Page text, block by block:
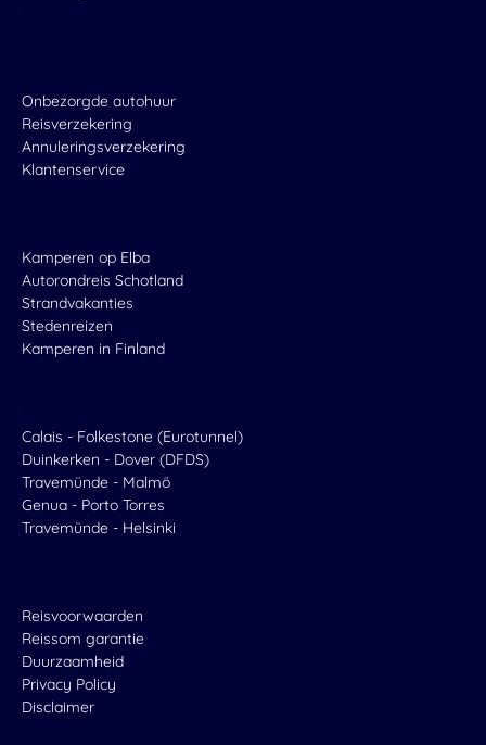
Onbezorgde autohuur
Reisverzekering
Annuleringsverzekering
Klantenservice
Kamperen op Elba
Autorondreis Schotland
Strandvakanties
Stedenreizen
Kamperen in Finland
Calais - Folkestone (Eurotunnel)
Duinkerken - Dover (DFDS)
Travemünde - Malmö
Genua - Porto Torres
Travemünde - Helsinki
Reisvoorwaarden
Reissom garantie
Duurzaamheid
Privacy Policy
Disclaimer